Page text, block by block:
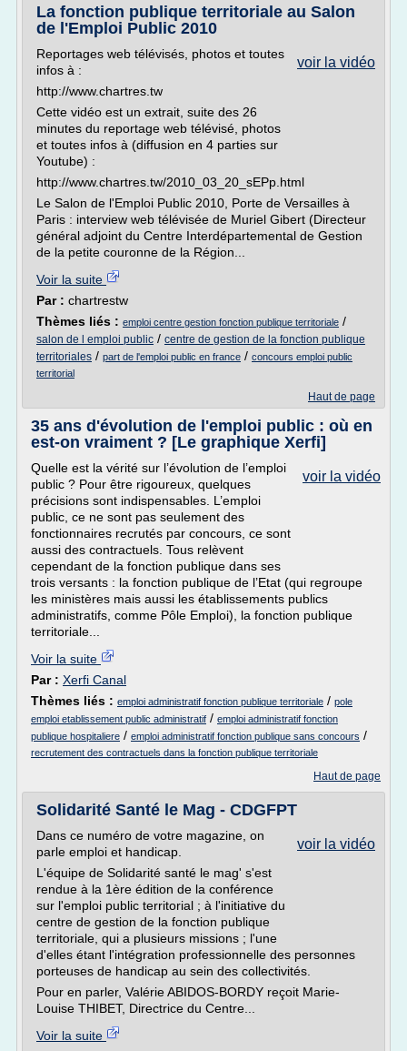
La fonction publique territoriale au Salon
de l'Emploi Public 2010
voir la vidéo
Reportages web télévisés, photos et toutes
infos à :
http://www.chartres.tw
Cette vidéo est un extrait, suite des 26
minutes du reportage web télévisé, photos
et toutes infos à (diffusion en 4 parties sur
Youtube) :
http://www.chartres.tw/2010_03_20_sEPp.html
Le Salon de l'Emploi Public 2010, Porte de Versailles à
Paris : interview web télévisée de Muriel Gibert (Directeur
général adjoint du Centre Interdépartemental de Gestion
de la petite couronne de la Région...
Voir la suite
Par : chartrestw
Thèmes liés : emploi centre gestion fonction publique territoriale /
salon de l emploi public / centre de gestion de la fonction publique
territoriales / part de l'emploi public en france / concours emploi public
territorial
Haut de page
35 ans d'évolution de l'emploi public : où en
est-on vraiment ? [Le graphique Xerfi]
voir la vidéo
Quelle est la vérité sur l’évolution de l’emploi
public ? Pour être rigoureux, quelques
précisions sont indispensables. L’emploi
public, ce ne sont pas seulement des
fonctionnaires recrutés par concours, ce sont
aussi des contractuels. Tous relèvent
cependant de la fonction publique dans ses
trois versants : la fonction publique de l’Etat (qui regroupe
les ministères mais aussi les établissements publics
administratifs, comme Pôle Emploi), la fonction publique
territoriale...
Voir la suite
Par : Xerfi Canal
Thèmes liés : emploi administratif fonction publique territoriale / pole
emploi etablissement public administratif / emploi administratif fonction
publique hospitaliere / emploi administratif fonction publique sans concours /
recrutement des contractuels dans la fonction publique territoriale
Haut de page
Solidarité Santé le Mag - CDGFPT
voir la vidéo
Dans ce numéro de votre magazine, on
parle emploi et handicap.
L'équipe de Solidarité santé le mag' s'est
rendue à la 1ère édition de la conférence
sur l'emploi public territorial ; à l'initiative du
centre de gestion de la fonction publique
territoriale, qui a plusieurs missions ; l'une
d'elles étant l'intégration professionnelle des personnes
porteuses de handicap au sein des collectivités.
Pour en parler, Valérie ABIDOS-BORDY reçoit Marie-
Louise THIBET, Directrice du Centre...
Voir la suite